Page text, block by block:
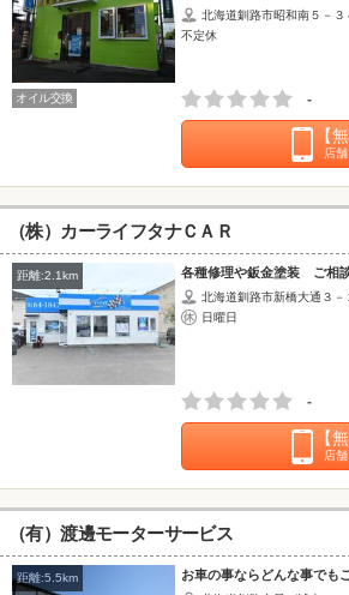
北海道釧路市昭和南５－３
不定休
オイル交換 -
【
店
（株）カーライフタナＣＡＲ
距離:2.1km 各種修理や鈑金塗装 ご相談
北海道釧路市新橋大通３－
日曜日
-
【
店
（有）渡邊モーターサービス
距離:5.5km お車の事ならどんな事でも